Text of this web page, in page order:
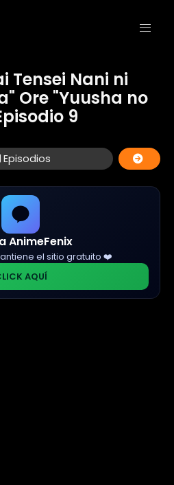
Tensei Nani ni
Ore "Yuusha no
9
Episodios
AnimeFenix
el sitio gratuito ❤️
AQUÍ